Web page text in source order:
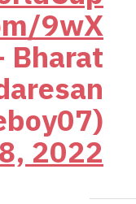
9wX
Bharat
2022